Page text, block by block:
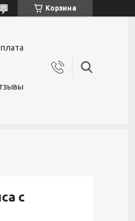
Корзина
с